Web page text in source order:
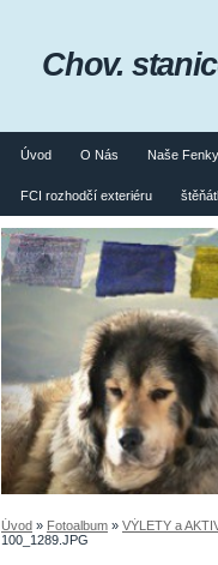
Úvod O Nás Naše Fenky
FCI rozhodčí exteriéru
Chov.
Úvod » Fotoalbum » VÝLETY a
100_1289.JPG